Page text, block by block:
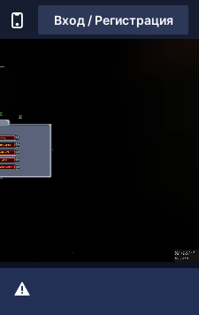
Вход / Регистрация